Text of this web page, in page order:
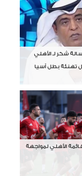
شكر لـ الأهلي
تهنئة بطل آسيا
الأهلي لمواجهة